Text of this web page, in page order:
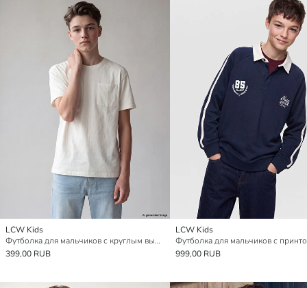
LCW Kids
Футболка для мальчиков с круглым вырезом и карманом
399,00 RUB
LCW Kids
999,00 RUB